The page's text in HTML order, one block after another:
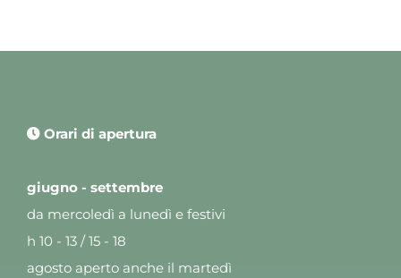
Orari di apertura
giugno - settembre
da mercoledì a lunedì e festivi
h 10 - 13 / 15 - 18
agosto aperto anche il martedì